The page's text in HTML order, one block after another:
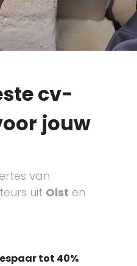
cv-
jouw
van
uit Olst en
tot 40%